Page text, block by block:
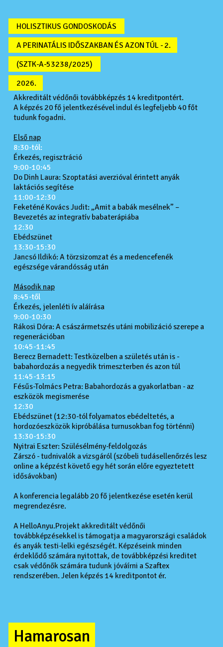
HOLISZTIKUS GONDOSKODÁS
A PERINATÁLIS IDŐSZAKBAN ÉS AZON TÚL - 2.
(SZTK-A-53238/2025)
2026.
Akkreditált védőnői továbbképzés 14 kreditpontért.
A képzés 20 fő jelentkezésével indul és legfeljebb 40 főt
tudunk fogadni.
Első nap
8:30-tól:
Érkezés, regisztráció
9:00-10:45
Do Dinh Laura: Szoptatási averzióval érintett anyák
laktációs segítése
11:00-12:30
Feketéné Kovács Judit: „Amit a babák mesélnek” –
Bevezetés az integratív babaterápiába
12:30
Ebédszünet
13:30-15:30
Jancsó Ildikó: A törzsizomzat és a medencefenék
egészsége várandósság után
Második nap
8:45-től
Érkezés, jelenléti ív aláírása
9:00-10:30
Rákosi Dóra: A császármetszés utáni mobilizáció szerepe a
regenerációban
10:45-11:45
Berecz Bernadett: Testközelben a születés után is -
babahordozás a negyedik trimeszterben és azon túl
11:45-13:15
Fésűs-Tolmács Petra: Babahordozás a gyakorlatban - az
eszközök megismerése
12:30
Ebédszünet (12:30-tól folyamatos ebédeltetés, a
hordozóeszközök kipróbálása turnusokban fog történni)
13:30-15:30
Nyitrai Eszter: Szülésélmény-feldolgozás
Zárszó - tudnivalók a vizsgáról (szóbeli tudásellenőrzés lesz
online a képzést követő egy hét során előre egyeztetett
idősávokban)
A konferencia legalább 20 fő jelentkezése esetén kerül
megrendezésre.
A HelloAnyu.Projekt akkreditált védőnői
továbbképzésekkel is támogatja a magyarországi családok
és anyák testi-lelki egészségét. Képzéseink minden
érdeklődő számára nyitottak, de továbbképzési kreditet
csak védőnők számára tudunk jóváírni a Szaftex
rendszerében. Jelen képzés 14 kreditpontot ér.
Hamarosan